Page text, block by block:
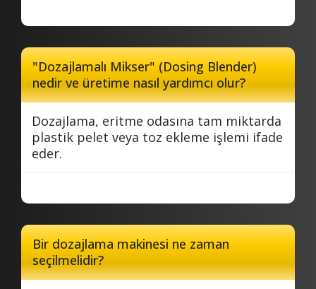
"Dozajlamalı Mikser" (Dosing Blender)
nedir ve üretime nasıl yardımcı olur?
Dozajlama, eritme odasına tam miktarda
plastik pelet veya toz ekleme işlemi ifade
eder.
Bir dozajlama makinesi ne zaman
seçilmelidir?